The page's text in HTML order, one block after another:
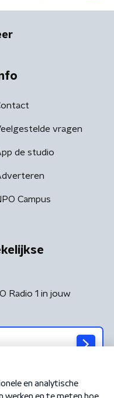
vragen
de studio
Campus
Radio 1 in jouw